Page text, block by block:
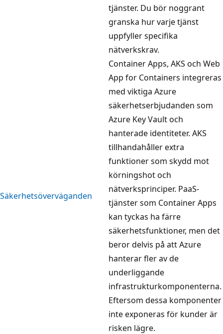
tjänster. Du bör noggrant
granska hur varje tjänst
uppfyller specifika
nätverkskrav.
Säkerhetsöverväganden
Container Apps, AKS och Web
App for Containers integreras
med viktiga Azure
säkerhetserbjudanden som
Azure Key Vault och
hanterade identiteter. AKS
tillhandahåller extra
funktioner som skydd mot
körningshot och
nätverksprinciper. PaaS-
tjänster som Container Apps
kan tyckas ha färre
säkerhetsfunktioner, men det
beror delvis på att Azure
hanterar fler av de
underliggande
infrastrukturkomponenterna.
Eftersom dessa komponenter
inte exponeras för kunder är
risken lägre.